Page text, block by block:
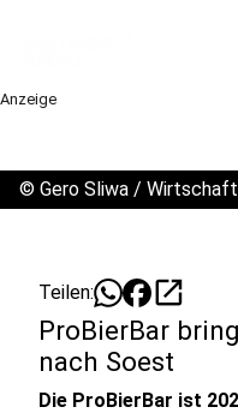
Anzeige
© Gero Sliwa /
Teilen: open_in_new
ProBierBar
nach Soest
Die ProBierBar ist